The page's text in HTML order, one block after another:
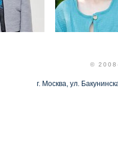
©
г. Москва, ул.